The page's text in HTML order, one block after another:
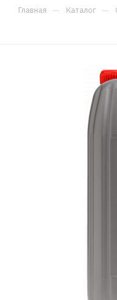
Главная — Каталог —